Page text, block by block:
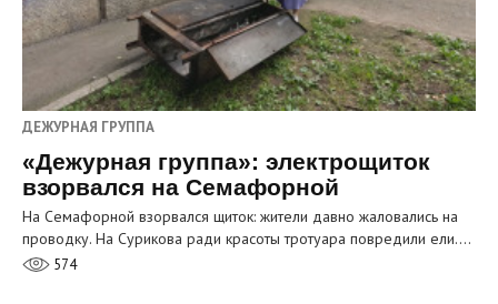
ДЕЖУРНАЯ ГРУППА
«Дежурная группа»: электрощиток
взорвался на Семафорной
На Семафорной взорвался щиток: жители давно жаловались на
проводку. На Сурикова ради красоты тротуара повредили ели.…
574